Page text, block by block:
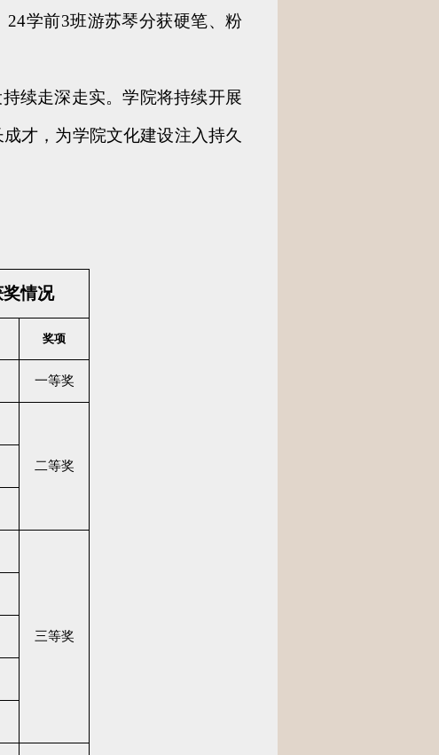
学前3班游苏琴分获硬笔、粉
续走深走实。学院将持续开展
才，为学院文化建设注入持久
情况
奖项
一等奖
二等奖
三等奖